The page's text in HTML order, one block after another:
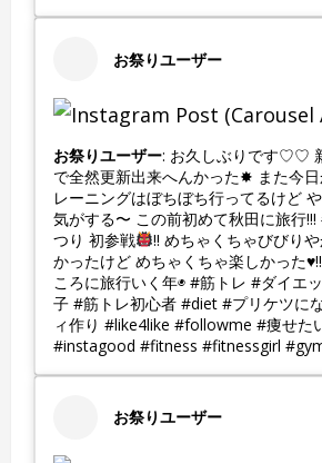
お祭りユーザー
お祭りユーザー: お久しぶりです♡♡
で全然更新出来へんかった✸ また今
レーニングはぼちぼち行ってるけど
気がする〜 この前初めて秋田に旅行
つり 初参戦
!! めちゃくちゃびびり
かったけど めちゃくちゃ楽しかった♥
ころに旅行いく年◉ #筋トレ #ダイエ
子 #筋トレ初心者 #diet #プリケツに
ィ作り #like4like #followme #痩せた
#instagood #fitness #fitnessgirl
お祭りユーザー